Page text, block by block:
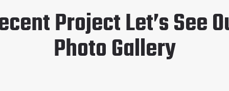
Project Let’s See
Photo Gallery